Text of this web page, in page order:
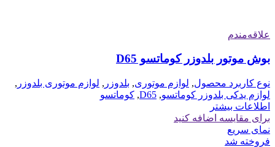
علاقه‌مندم
بوش موتور بلدوزر کوماتسو D65
نوع کاربرد محصول, لوازم موتوری, بلدوزر , لوازم موتوری بلدوزر ,
لوازم یدکی بلدوزر کوماتسو,
D65
, کوماتسو
اطلاعات بیشتر
برای مقایسه اضافه کنید
نمای سریع
فروخته شد